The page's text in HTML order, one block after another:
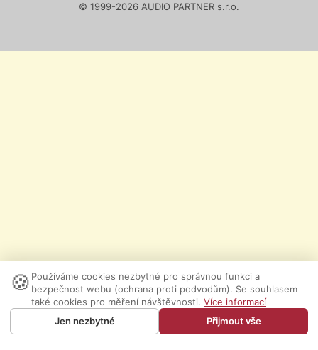
© 1999-2026 AUDIO PARTNER s.r.o.
🍪 Používáme cookies nezbytné pro správnou funkci a
bezpečnost webu (ochrana proti podvodům). Se souhlasem
také cookies pro měření návštěvnosti. Více informací
Jen nezbytné
Přijmout vše